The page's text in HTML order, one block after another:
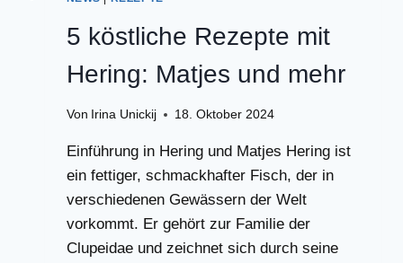
5 köstliche Rezepte mit
Hering: Matjes und mehr
Von Irina Unickij 18. Oktober 2024
Einführung in Hering und Matjes Hering ist
ein fettiger, schmackhafter Fisch, der in
verschiedenen Gewässern der Welt
vorkommt. Er gehört zur Familie der
Clupeidae und zeichnet sich durch seine